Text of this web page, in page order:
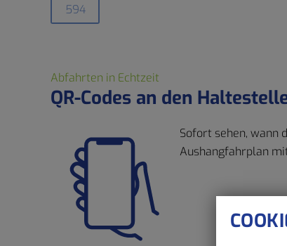
594
Abfahrten in Echtzeit
QR-Codes an den
Sofort sehen, wann
Aushangfahrplan